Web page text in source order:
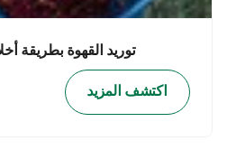
توريد القهوة بطريقة
اكتشف المزيد